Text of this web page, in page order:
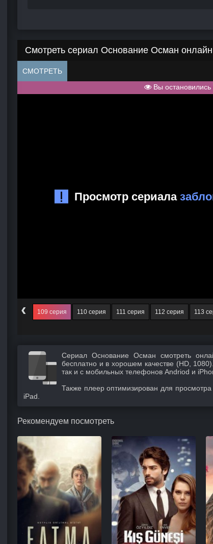
Смотреть сериал Основание Осман
СМОТРЕТЬ
Вы остановились
‹
108 серия 109 серия 110 серия 111 серия 112 серия 113
Сериал Основание Осман смотреть
бесплатно и в хорошем качестве (HD,
так и с мобильных телефонов Andriod и
Также плеер оптимизирован для
iPad.
Рекомендуем посмотреть